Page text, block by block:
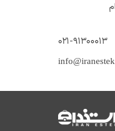
۰۲۱-۹۱۳۰۰۰۱۳